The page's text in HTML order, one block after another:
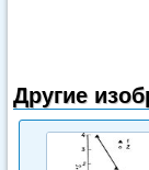
Другие